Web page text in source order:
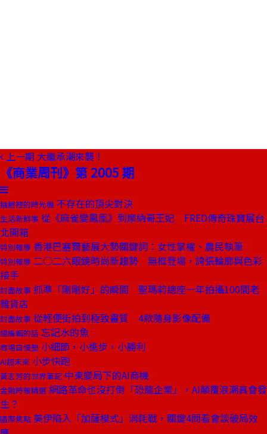
上一期 大繼承潮來襲！
《商業周刊》第 2005 期
抽屜裡的時光機 不存在的頂尖對決
生活新鮮事 從《麻雀變鳳凰》到摩納哥王妃 FRED傳奇珠寶展台
北開箱
特別報導 香港巴塞爾藝展大勢關鍵詞：女性掌權、農民執筆
特別報導 二○二六眼鏡時尚新趨勢 無框登場，誇張輪廓與色彩
接手
封面故事 抓準「剛剛好」的瞬間 聖瑪莉總座一年拍攝100間老
雜貨店
封面故事 從輕便街拍到極致畫質 4款隨身影像配備
總編輯的話 忘記水的魚
商場自慢塾 小細節，小進步，小勝利
AI超未來 小步快跑
黃志芳的世界筆記 中東變局下的AI商機
金融時報精選 網路革命也沒打倒「恐龍企業」，AI顛覆浪潮真會發
生？
國際焦點 美伊陷入「加薩模式」消耗戰，關鍵4問看會談破局效